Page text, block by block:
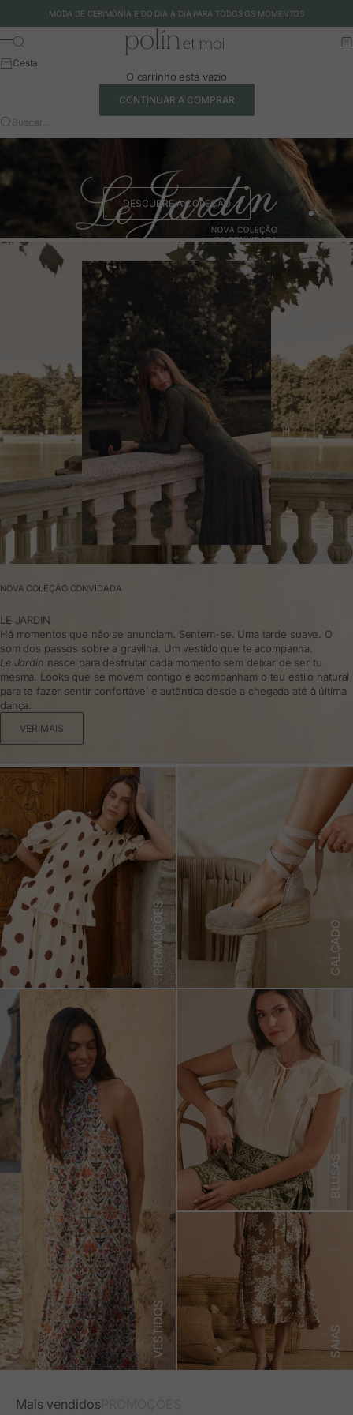
MODA DE CERIMÓNIA E DO DIA A DIA PARA TODOS OS MOMENTOS
Polín et moi - EU
Menu
Buscar
Cesta
O carrinho está vazio
CONTINUAR A COMPRAR
Buscar…
DESCUBRE A COLEÇÃO
Ir para o
Ir para
NOVA COLEÇÃO CONVIDADA
LE JARDIN
Há momentos que não se anunciam. Sentem-se. Uma tarde suave. O
som dos passos sobre a gravilha. Um vestido que te acompanha.
Le Jardin nasce para desfrutar cada momento sem deixar de ser tu
mesma. Looks que se movem contigo e acompanham o teu estilo natural
para te fazer sentir confortável e autêntica desde a chegada até à última
dança.
VER MAIS
PROMOÇÕES CALÇADO
VESTIDOS
BLUSAS
SAIAS
Mais vendidos